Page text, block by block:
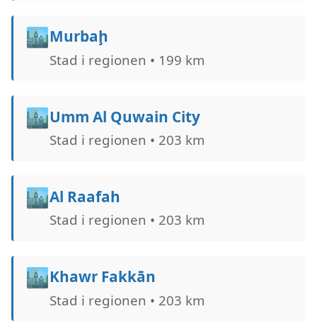
🏙️Murbaḩ
Stad i regionen • 199 km
🏙️Umm Al Quwain City
Stad i regionen • 203 km
🏙️Al Raafah
Stad i regionen • 203 km
🏙️Khawr Fakkān
Stad i regionen • 203 km